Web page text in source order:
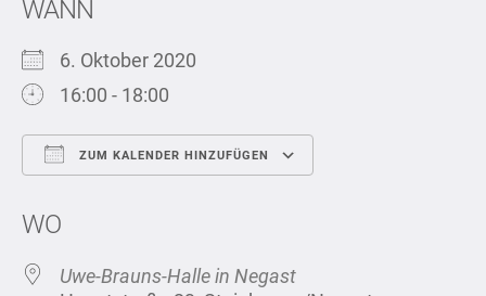
WANN
6. Oktober 2020
16:00 - 18:00
ZUM KALENDER HINZUFÜGEN
WO
Uwe-Brauns-Halle in Negast